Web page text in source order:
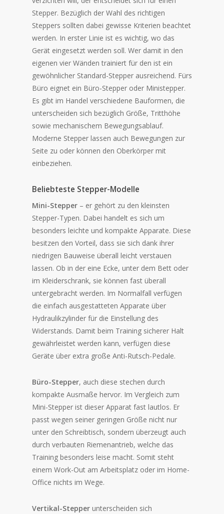
Stepper. Bezüglich der Wahl des richtigen
Steppers sollten dabei gewisse Kriterien beachtet
werden. In erster Linie ist es wichtig, wo das
Gerät eingesetzt werden soll. Wer damit in den
eigenen vier Wänden trainiert für den ist ein
gewöhnlicher Standard-Stepper ausreichend. Fürs
Büro eignet ein Büro-Stepper oder Ministepper.
Es gibt im Handel verschiedene Bauformen, die
unterscheiden sich bezüglich Größe, Tritthöhe
sowie mechanischem Bewegungsablauf.
Moderne Stepper lassen auch Bewegungen zur
Seite zu oder können den Oberkörper mit
einbeziehen.
Beliebteste Stepper-Modelle
Mini-Stepper – er gehört zu den kleinsten
Stepper-Typen. Dabei handelt es sich um
besonders leichte und kompakte Apparate. Diese
besitzen den Vorteil, dass sie sich dank ihrer
niedrigen Bauweise überall leicht verstauen
lassen. Ob in der eine Ecke, unter dem Bett oder
im Kleiderschrank, sie können fast überall
untergebracht werden. Im Normalfall verfügen
die einfach ausgestatteten Apparate über
Hydraulikzylinder für die Einstellung des
Widerstands. Damit beim Training sicherer Halt
gewährleistet werden kann, verfügen diese
Geräte über extra große Anti-Rutsch-Pedale.
Büro-Stepper, auch diese stechen durch
kompakte Ausmaße hervor. Im Vergleich zum
Mini-Stepper ist dieser Apparat fast lautlos. Er
passt wegen seiner geringen Größe nicht nur
unter den Schreibtisch, sondern überzeugt auch
durch verbauten Riemenantrieb, welche das
Training besonders leise macht. Somit steht
einem Work-Out am Arbeitsplatz oder im Home-
Office nichts im Wege.
Vertikal-Stepper unterscheiden sich